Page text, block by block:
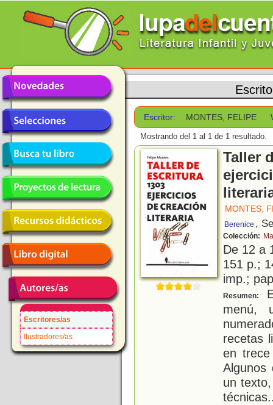
Escritores/as
Ilustradores/as
Escritor: MONTES, FELIPE
Mostrando del 1 al 1 de 1 resultado.
Taller
MONTES,
Berenice ,
Colección:
De 12 a
151 p.;
imp.;
Resumen:
menú,
recetas
en
Algunos
un
técnicas